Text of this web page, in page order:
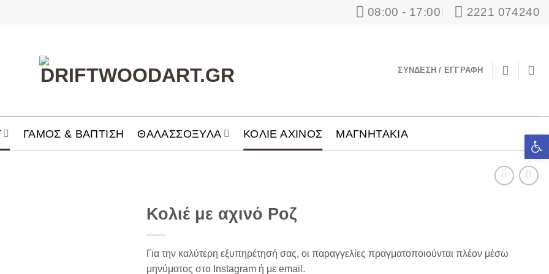
08:00 - 17:00 2221 074240
ΣΎΝΔΕΣΗ / ΕΓΓΡΑΦΉ
ΓΑΜΟΣ & ΒΑΠΤΙΣΗ ΘΑΛΑΣΣOΞΥΛΑ ΚΟΛΙΕ ΑΧΙΝΟΣ ΜΑΓΝΗΤΑΚΙΑ
Κολιέ με αχινό Ροζ
Για την καλύτερη εξυπηρέτησή σας, οι παραγγελίες πραγματοποιούνται πλέον μέσω
μηνύματος στο Instagram ή με email.